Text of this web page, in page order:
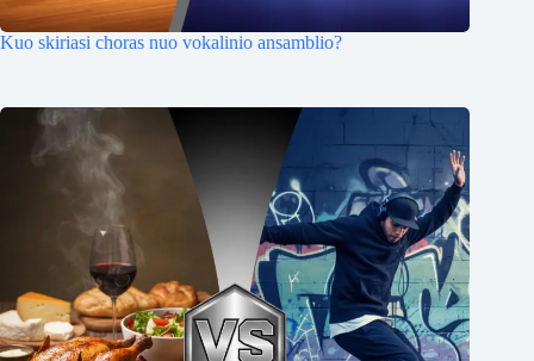
Kuo skiriasi choras nuo vokalinio ansamblio?